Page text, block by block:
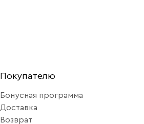
Покупателю
Бонусная программа
Доставка
Возврат